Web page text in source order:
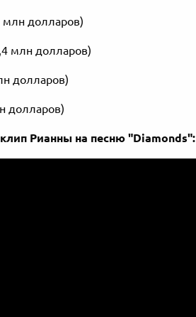
млн долларов)
млн долларов)
долларов)
долларов)
Рианны на песню "Diamonds":